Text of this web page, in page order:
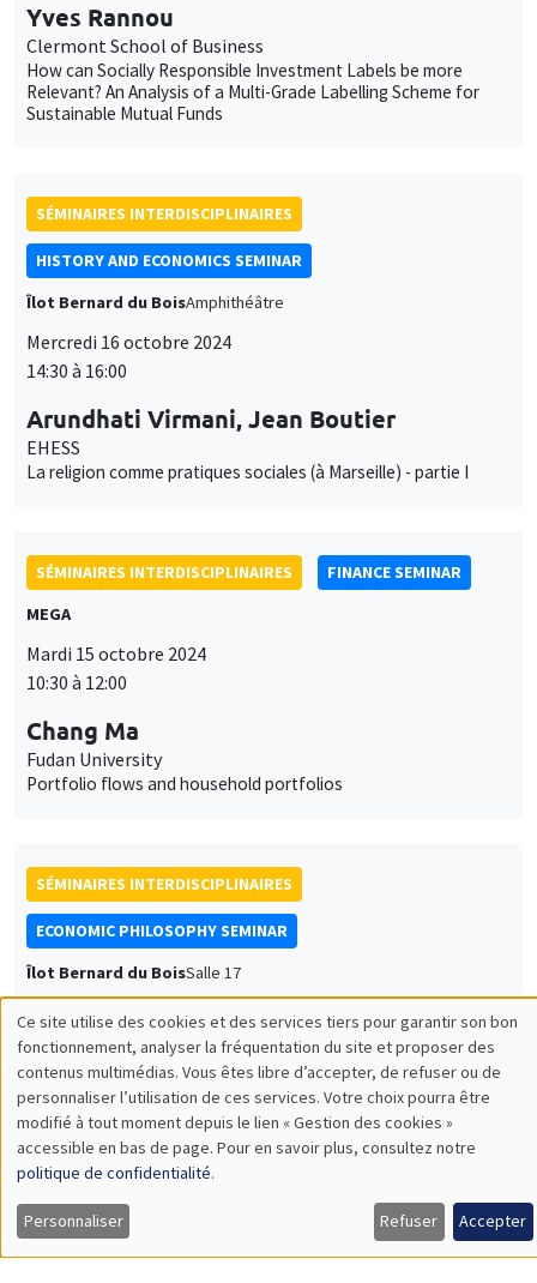
Yves Rannou
Clermont School of Business
How can Socially Responsible Investment Labels be more
Relevant? An Analysis of a Multi-Grade Labelling Scheme for
Sustainable Mutual Funds
SÉMINAIRES INTERDISCIPLINAIRES
HISTORY AND ECONOMICS SEMINAR
Îlot Bernard du BoisAmphithéâtre
Mercredi 16 octobre 2024
14:30 à 16:00
Arundhati Virmani, Jean Boutier
EHESS
La religion comme pratiques sociales (à Marseille) - partie I
SÉMINAIRES INTERDISCIPLINAIRES
FINANCE SEMINAR
MEGA
Mardi 15 octobre 2024
10:30 à 12:00
Chang Ma
Fudan University
Portfolio flows and household portfolios
SÉMINAIRES INTERDISCIPLINAIRES
ECONOMIC PHILOSOPHY SEMINAR
Îlot Bernard du BoisSalle 17
Lundi 14 octobre 2024
16:00 à 18:00
Gabriel Nardacchione
Universidad de Buenos Aires
Confiance et méfiance dans le monde actuel
SÉMINAIRES INTERDISCIPLINAIRES
FINANCE SEMINAR
Utilisation
des
données
personnelles
et
des
Ce site utilise des cookies et des services tiers pour garantir son bon
fonctionnement, analyser la fréquentation du site et proposer des
contenus multimédias. Vous êtes libre d’accepter, de refuser ou de
personnaliser l’utilisation de ces services. Votre choix pourra être
modifié à tout moment depuis le lien « Gestion des cookies »
accessible en bas de page. Pour en savoir plus, consultez notre
politique de confidentialité.
Personnaliser Refuser Accepter